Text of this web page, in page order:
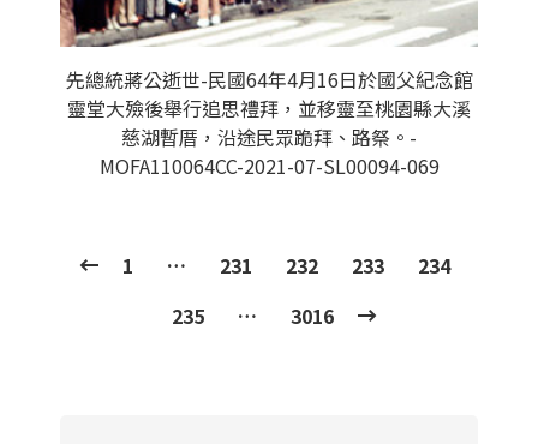
先總統蔣公逝世-民國64年4月16日於國父紀念館
靈堂大殮後舉行追思禮拜，並移靈至桃園縣大溪
慈湖暫厝，沿途民眾跪拜、路祭。-
MOFA110064CC-2021-07-SL00094-069
1 … 231 232 233
234
235
… 3016